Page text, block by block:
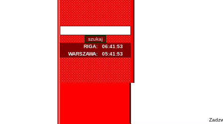
RIGA:
06:41:53
WARSZAWA:
05:41:53